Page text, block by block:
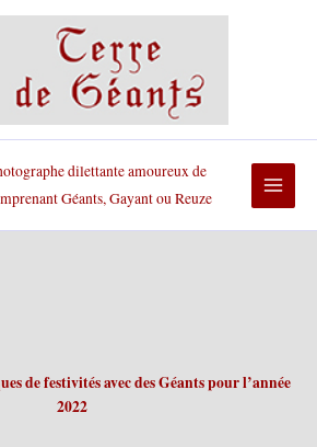
dilettante amoureux de
Géants, Gayant ou Reuze
de festivités avec des Géants pour l’année
2022